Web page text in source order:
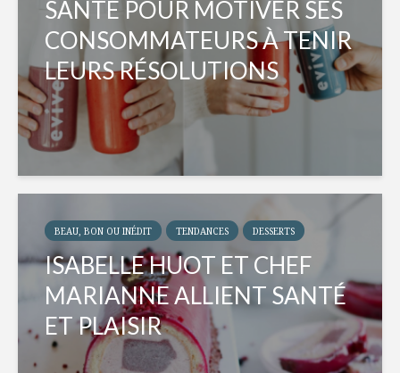
SANTÉ POUR MOTIVER SES
CONSOMMATEURS À TENIR
LEURS RÉSOLUTIONS
BEAU, BON OU INÉDIT TENDANCES DESSERTS
ISABELLE HUOT ET CHEF
MARIANNE ALLIENT SANTÉ
ET PLAISIR